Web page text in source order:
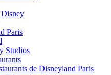
Disney
Paris
Studios
de Disneyland Paris